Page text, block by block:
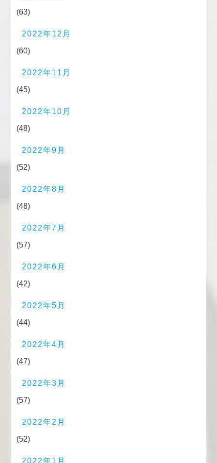
(63)
2022年12月
(60)
2022年11月
(45)
2022年10月
(48)
2022年9月
(52)
2022年8月
(48)
2022年7月
(57)
2022年6月
(42)
2022年5月
(44)
2022年4月
(47)
2022年3月
(57)
2022年2月
(52)
2022年1月